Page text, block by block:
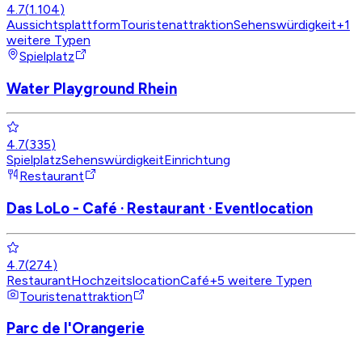
4.7(1.104)
AussichtsplattformTouristenattraktionSehenswürdigkeit+1
weitere Typen
Spielplatz
Water Playground Rhein
4.7(335)
SpielplatzSehenswürdigkeitEinrichtung
Restaurant
Das LoLo - Café · Restaurant · Eventlocation
4.7(274)
RestaurantHochzeitslocationCafé+5 weitere Typen
Touristenattraktion
Parc de l'Orangerie